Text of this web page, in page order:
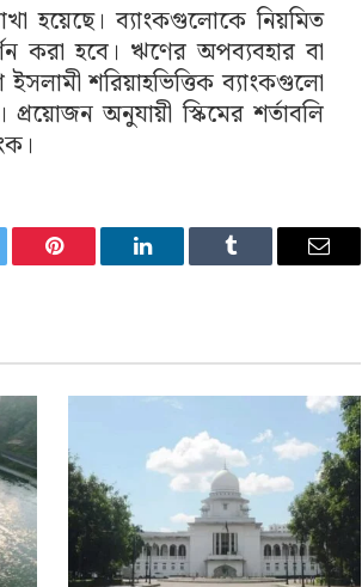
হয়েছে। ব্যাংকগুলোকে নিয়মিত
করা হবে। ঋণের অপব্যবহার বা
শরিয়াহভিত্তিক ব্যাংকগুলো
অনুযায়ী স্কিমের শর্তাবলি
Pinterest LinkedIn Tumblr Email